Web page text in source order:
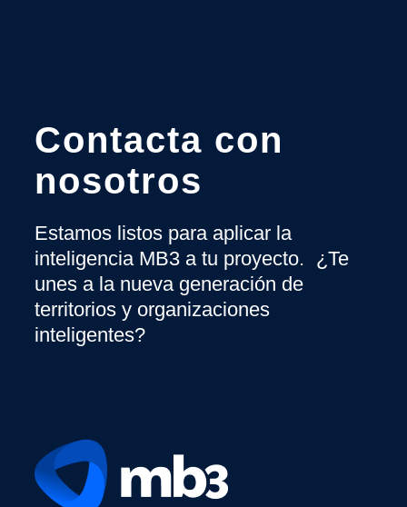
Contacta con
nosotros
Estamos listos para aplicar la
inteligencia MB3 a tu proyecto. ¿Te
unes a la nueva generación de
territorios y organizaciones
inteligentes?